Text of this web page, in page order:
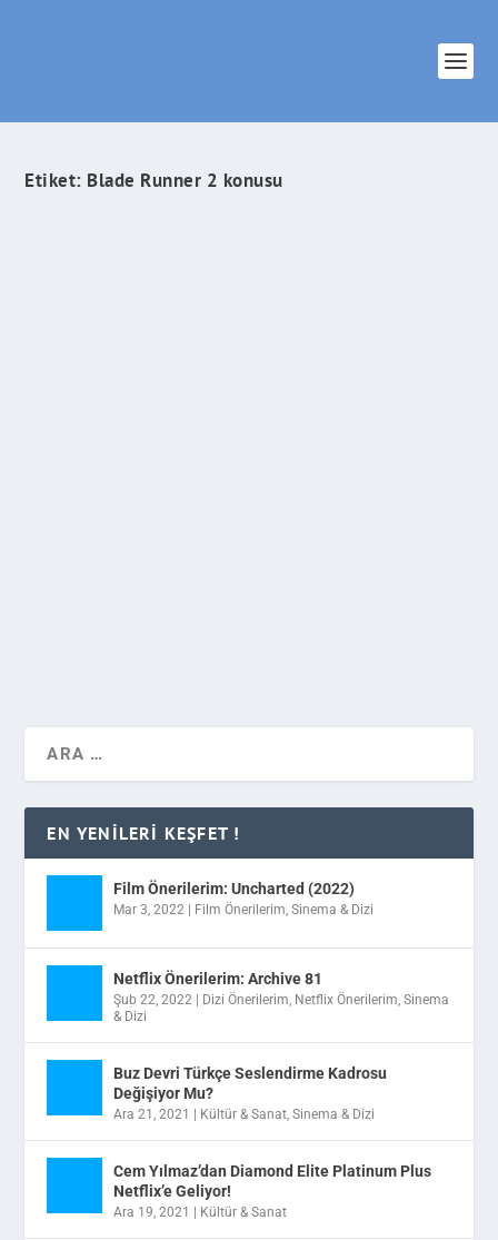
Etiket: Blade Runner 2 konusu
EN YENILERI KEŞFET !
Film Önerilerim: Uncharted (2022)
Mar 3, 2022 Film Önerilerim,Sinema & Dizi
Netflix Önerilerim: Archive 81
Şub 22, 2022 Dizi Önerilerim, Netflix Önerilerim,Sinema
& Dizi
Buz Devri Türkçe Seslendirme Kadrosu
Değişiyor Mu?
Ara 21, 2021 Kültür & Sanat,Sinema & Dizi
Cem Yılmaz’dan Diamond Elite Platinum Plus
Netflix’e Geliyor!
Ara 19, 2021 Kültür & Sanat